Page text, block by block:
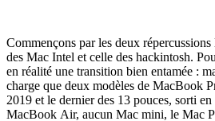
Commençons par les deux
des Mac Intel et celle des hackintosh.
en réalité une transition bien entamée :
charge que deux modèles de MacBook
2019 et le dernier des 13 pouces, sorti
MacBook Air, aucun Mac mini, le Mac